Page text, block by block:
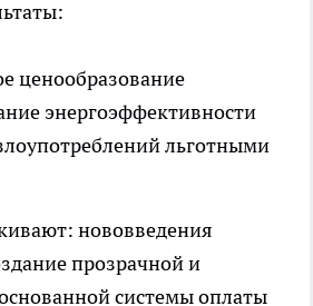
ценообразование
энергоэффективности
льготными
нововведения
прозрачной и
системы оплаты